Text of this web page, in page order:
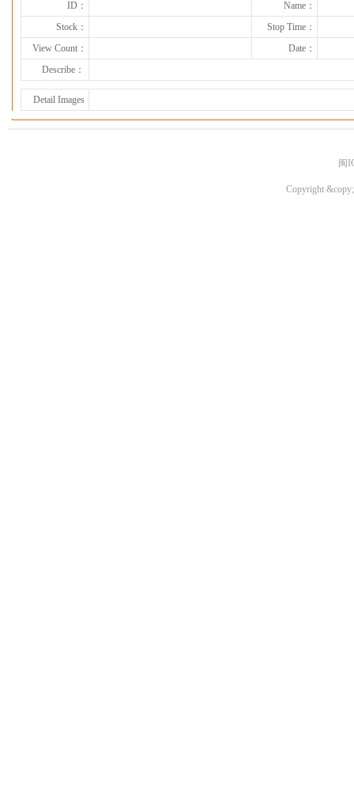
ID：
Name：
Stock：
Stop Time：
View Count：
Date：
Describe：
Detail Images
闽
Copyright